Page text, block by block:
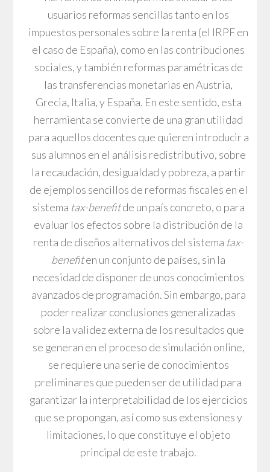
usuarios reformas sencillas tanto en los
impuestos personales sobre la renta (el IRPF en
el caso de España), como en las contribuciones
sociales, y también reformas paramétricas de
las transferencias monetarias en Austria,
Grecia, Italia, y España. En este sentido, esta
herramienta se convierte de una gran utilidad
para aquellos docentes que quieren introducir a
sus alumnos en el análisis redistributivo, sobre
la recaudación, desigualdad y pobreza, a partir
de ejemplos sencillos de reformas fiscales en el
sistema tax-benefitde un país concreto, o para
evaluar los efectos sobre la distribución de la
renta de diseños alternativos del sistema tax-
benefiten un conjunto de países, sin la
necesidad de disponer de unos conocimientos
avanzados de programación. Sin embargo, para
poder realizar conclusiones generalizadas
sobre la validez externa de los resultados que
se generan en el proceso de simulación online,
se requiere una serie de conocimientos
preliminares que pueden ser de utilidad para
garantizar la interpretabilidad de los ejercicios
que se propongan, así como sus extensiones y
limitaciones, lo que constituye el objeto
principal de este trabajo.